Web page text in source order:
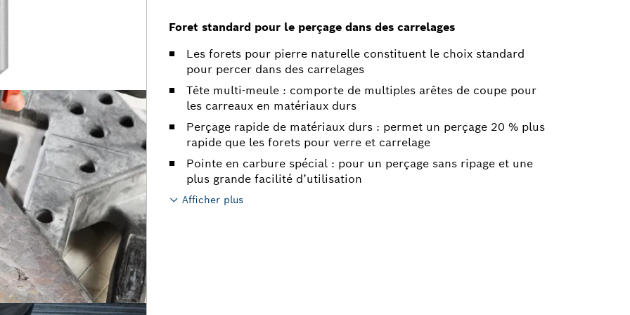
Foret standard pour le perçage dans des carrelages
Les forets pour pierre naturelle constituent le choix standard
pour percer dans des carrelages
Tête multi-meule : comporte de multiples arêtes de coupe pour
les carreaux en matériaux durs
Perçage rapide de matériaux durs : permet un perçage 20 % plus
rapide que les forets pour verre et carrelage
Pointe en carbure spécial : pour un perçage sans ripage et une
plus grande facilité d’utilisation
Afficher plus